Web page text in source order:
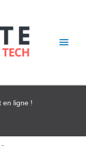
en ligne !